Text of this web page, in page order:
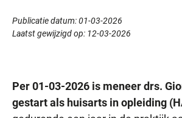
Publicatie datum:01-03-2026
Laatst gewijzigd op: 12-03-2026
Per 01-03-2026 is meneer drs.
gestart als huisarts in opleiding